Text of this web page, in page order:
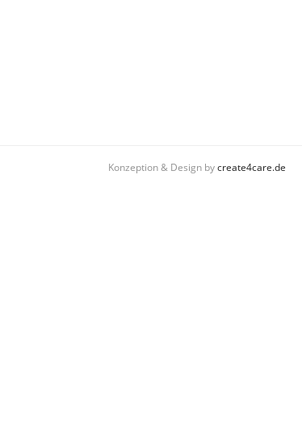
Konzeption & Design bycreate4care.de